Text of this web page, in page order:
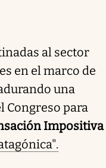
al sector
en el marco de
una
Congreso para
Impositiva